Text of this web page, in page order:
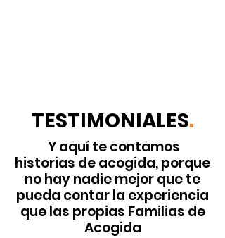
TESTIMONIALES.
Y aquí te contamos
historias de acogida, porque
no hay nadie mejor que te
pueda contar la experiencia
que las propias Familias de
Acogida